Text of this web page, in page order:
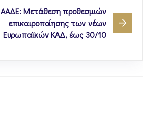
ΑΑΔΕ: Μετάθεση προθεσμιών
επικαιροποίησης των νέων
Ευρωπαϊκών ΚΑΔ, έως 30/10